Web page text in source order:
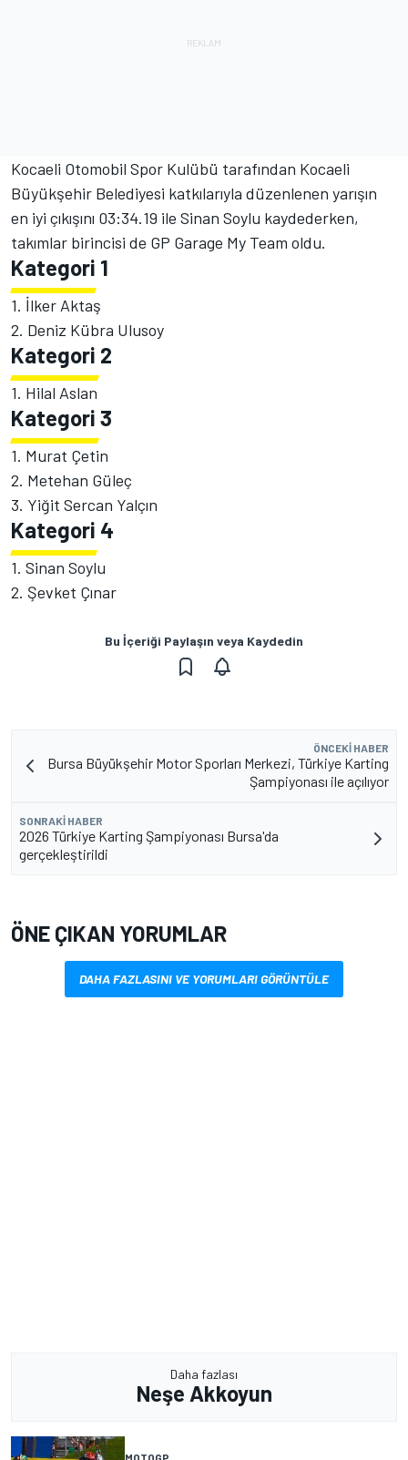
Kocaeli Otomobil Spor Kulübü tarafından Kocaeli
Büyükşehir Belediyesi katkılarıyla düzenlenen yarışın
en iyi çıkışını 03:34.19 ile Sinan Soylu kaydederken,
takımlar birincisi de GP Garage My Team oldu.
Kategori 1
1. İlker Aktaş
2. Deniz Kübra Ulusoy
Kategori 2
1. Hilal Aslan
Kategori 3
1. Murat Çetin
2. Metehan Güleç
3. Yiğit Sercan Yalçın
Kategori 4
1. Sinan Soylu
2. Şevket Çınar
Bu İçeriği Paylaşın veya Kaydedin
ÖNCEKI HABER
Bursa Büyükşehir Motor Sporları Merkezi, Türkiye Karting
Şampiyonası ile açılıyor
SONRAKI HABER
2026 Türkiye Karting Şampiyonası Bursa'da
gerçekleştirildi
ÖNE ÇIKAN YORUMLAR
DAHA FAZLASINI VE YORUMLARI GÖRÜNTÜLE
Daha fazlası
Neşe Akkoyun